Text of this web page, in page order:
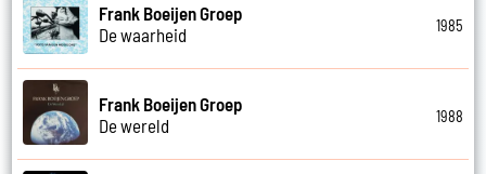
Frank Boeijen Groep
De waarheid
1985
Frank Boeijen Groep
De wereld
1988